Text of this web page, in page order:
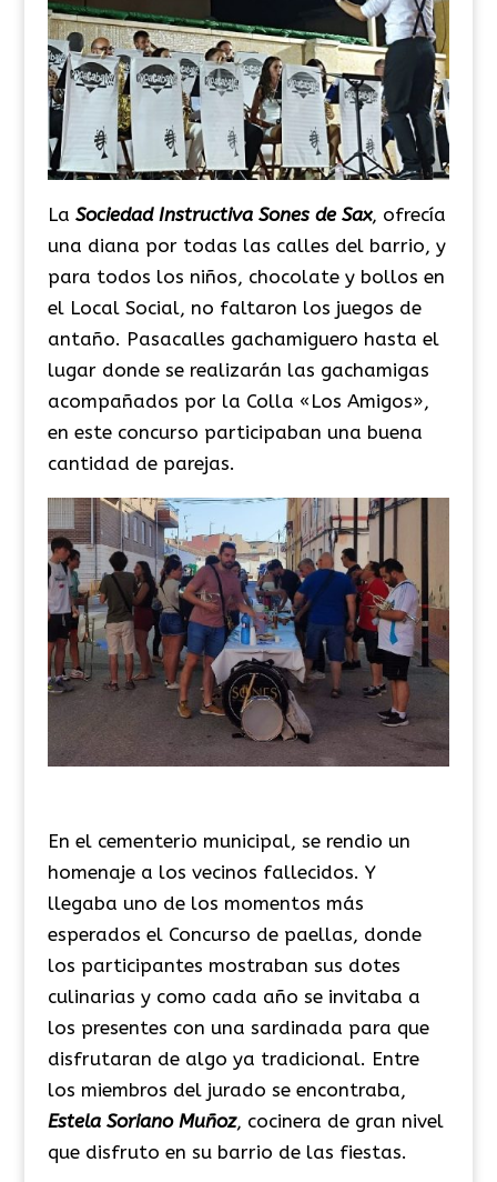
La Sociedad Instructiva Sones de Sax, ofrecía
una diana por todas las calles del barrio, y
para todos los niños, chocolate y bollos en
el Local Social, no faltaron los juegos de
antaño. Pasacalles gachamiguero hasta el
lugar donde se realizarán las gachamigas
acompañados por la Colla «Los Amigos»,
en este concurso participaban una buena
cantidad de parejas.
En el cementerio municipal, se rendio un
homenaje a los vecinos fallecidos. Y
llegaba uno de los momentos más
esperados el Concurso de paellas, donde
los participantes mostraban sus dotes
culinarias y como cada año se invitaba a
los presentes con una sardinada para que
disfrutaran de algo ya tradicional. Entre
los miembros del jurado se encontraba,
Estela Soriano Muñoz, cocinera de gran nivel
que disfruto en su barrio de las fiestas.